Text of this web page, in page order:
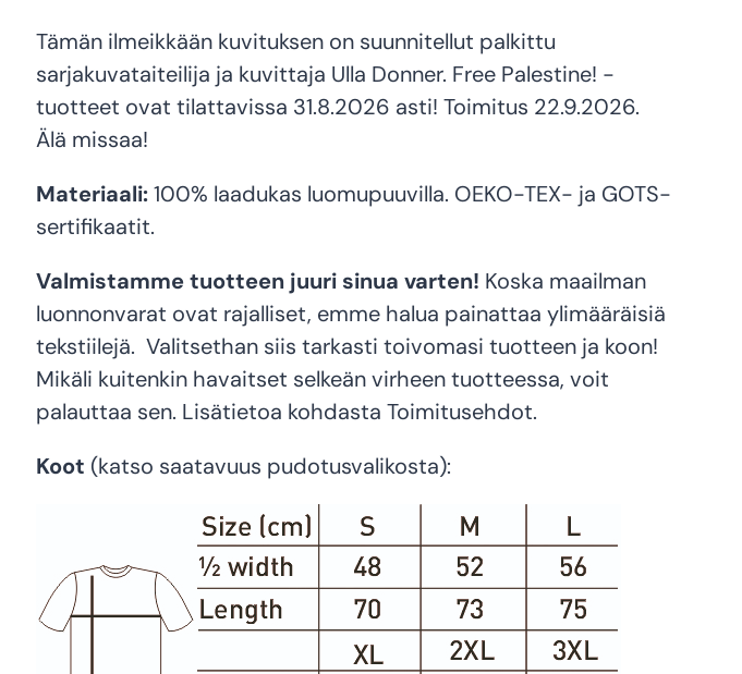
Tämän ilmeikkään kuvituksen on suunnitellut palkittu
sarjakuvataiteilija ja kuvittaja Ulla Donner. Free Palestine! -
tuotteet ovat tilattavissa 31.8.2026 asti! Toimitus 22.9.2026.
Älä missaa!
Materiaali:100% laadukas luomupuuvilla. OEKO-TEX- ja GOTS-
sertifikaatit.
Valmistamme tuotteen juuri sinua varten! Koska maailman
luonnonvarat ovat rajalliset, emme halua painattaa ylimääräisiä
tekstiilejä. Valitsethan siis tarkasti toivomasi tuotteen ja koon!
Mikäli kuitenkin havaitset selkeän virheen tuotteessa, voit
palauttaa sen. Lisätietoa kohdasta Toimitusehdot.
Koot (katso saatavuus pudotusvalikosta):